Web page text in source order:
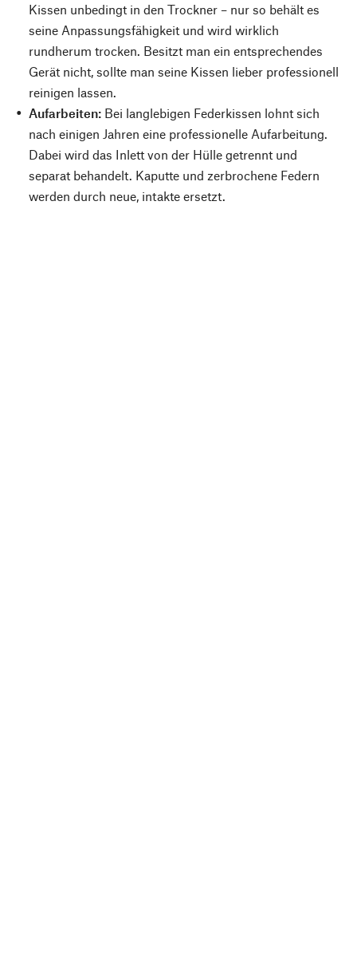
Kissen unbedingt in den Trockner – nur so behält es
seine Anpassungsfähigkeit und wird wirklich
rundherum trocken. Besitzt man ein entsprechendes
Gerät nicht, sollte man seine Kissen lieber professionell
reinigen lassen.
Aufarbeiten: Bei langlebigen Federkissen lohnt sich
nach einigen Jahren eine professionelle Aufarbeitung.
Dabei wird das Inlett von der Hülle getrennt und
separat behandelt. Kaputte und zerbrochene Federn
werden durch neue, intakte ersetzt.